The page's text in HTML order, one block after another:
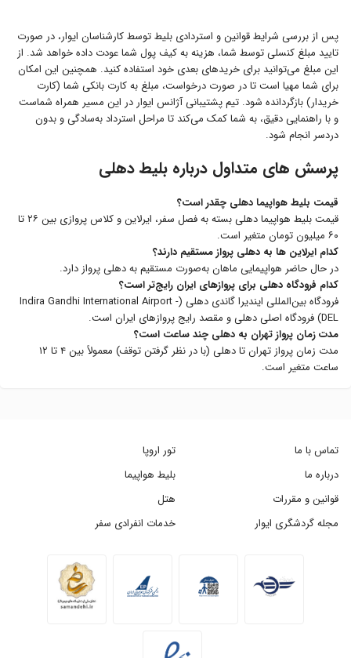
پس از بررسی شرایط قوانین و استردادی بلیط توسط کارشناسان ایوار، در صورت
تایید مبلغ کنسلی توسط شما، هزینه به کیف پول شما عودت داده خواهد شد. از
این مبلغ می‌توانید برای خرید‌های بعدی خود استفاده کنید. همچنین این امکان
برای شما مهیا است تا در صورت درخواست، مبلغ به کارت بانکی شما (کارت
خریدار) بازگردانده شود. تیم پشتیبانی آژانس ایوار در این مسیر همراه شماست
و با راهنمایی دقیق، به شما کمک می‌کند تا مراحل استرداد به‌سادگی و بدون
دردسر انجام شود.
پرسش های متداول درباره بلیط دهلی
قیمت بلیط هواپیما دهلی چقدر است؟
قیمت بلیط هواپیما دهلی بسته به فصل سفر، ایرلاین و کلاس پروازی بین ۲۶ تا
۶۰ میلیون تومان متغیر است.
کدام ایرلاین ها به دهلی پرواز مستقیم دارند؟
در حال حاضر هواپیمایی ماهان به‌صورت مستقیم به دهلی پرواز دارد.
کدام فرودگاه دهلی برای پروازهای ایران رایج‌تر است؟
فرودگاه بین‌المللی ایندیرا گاندی دهلی (Indira Gandhi International Airport -
DEL) فرودگاه اصلی دهلی و مقصد رایج پروازهای ایران است.
مدت زمان پرواز تهران به دهلی چند ساعت است؟
مدت زمان پرواز تهران تا دهلی (با در نظر گرفتن توقف) معمولاً بین ۴ تا ۱۲
ساعت متغیر است.
تماس با ما
درباره ما
قوانین و مقررات
مجله گردشگری ایوار
تور اروپا
بلیط هواپیما
هتل
خدمات انفرادی سفر